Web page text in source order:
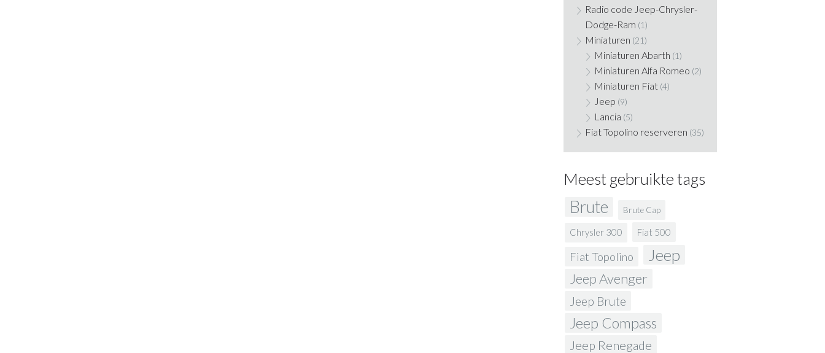
Radio code Jeep-Chrysler-
Dodge-Ram (1)
Miniaturen (21)
Miniaturen Abarth (1)
Miniaturen Alfa Romeo (2)
Miniaturen Fiat (4)
Jeep (9)
Lancia (5)
Fiat Topolino reserveren (35)
Meest gebruikte tags
Brute Brute Cap
Chrysler 300 Fiat 500
Fiat Topolino Jeep
Jeep Avenger
Jeep Brute
Jeep Compass
Jeep Renegade